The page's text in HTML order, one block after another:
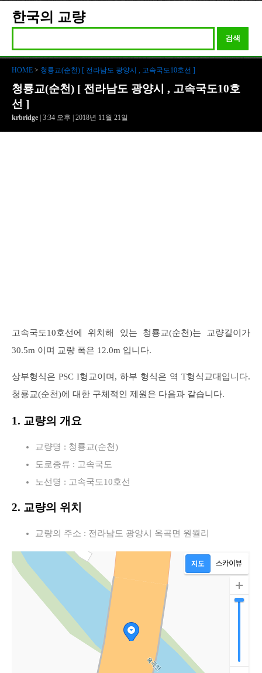
한국의 교량
검색
HOME > 청룡교(순천) [ 전라남도 광양시 , 고속국도10호선 ]
청룡교(순천) [ 전라남도 광양시 , 고속국도10호
선 ]
krbridge | 3:34 오후 | 2018년 11월 21일
고속국도10호선에 위치해 있는 청룡교(순천)는 교량길이가
30.5m 이며 교량 폭은 12.0m 입니다.
상부형식은 PSC I형교이며, 하부 형식은 역 T형식교대입니다.
청룡교(순천)에 대한 구체적인 제원은 다음과 같습니다.
1. 교량의 개요
교량명 : 청룡교(순천)
도로종류 : 고속국도
노선명 : 고속국도10호선
2. 교량의 위치
교량의 주소 : 전라남도 광양시 옥곡면 원월리